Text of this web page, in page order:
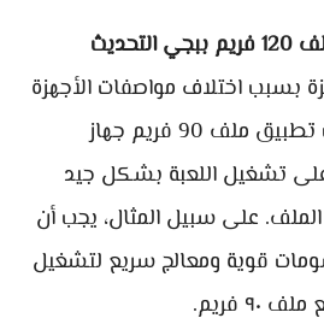
ملف 120 فريم ببجي التحديث
بسبب اختلاف مواصفات الأجهزة
وقدراتها الفنية. يتطلب تطبيق ملف 90 فريم جهاز
تشغيل اللعبة بشكل جيد
على سبيل المثال، يجب أن
قوية ومعالج سريع لتشغيل
فريم.